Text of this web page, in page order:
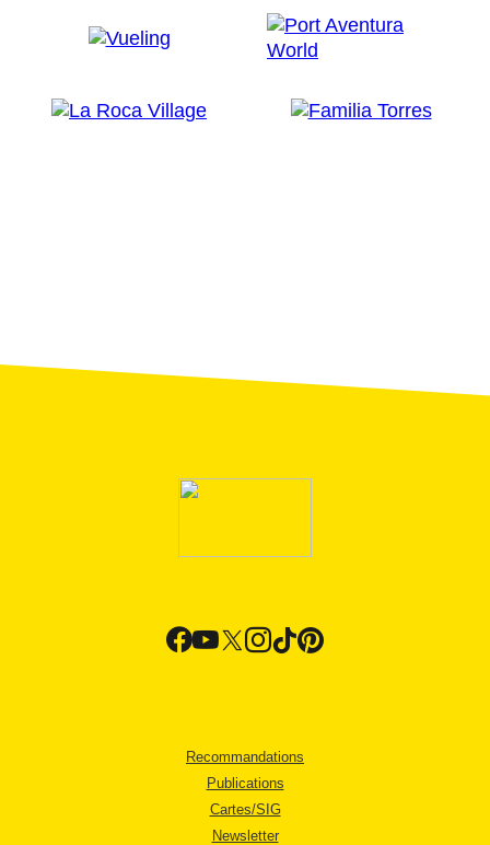
Recommandations
Publications
Cartes/SIG
Newsletter